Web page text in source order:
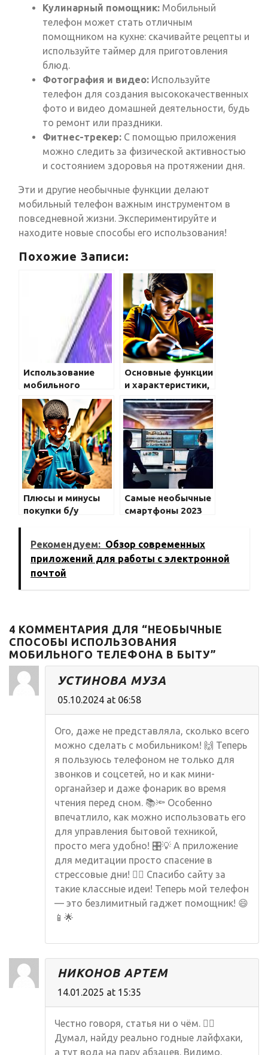
Кулинарный помощник: Мобильный
телефон может стать отличным
помощником на кухне: скачивайте рецепты и
используйте таймер для приготовления
блюд.
Фотография и видео: Используйте
телефон для создания высококачественных
фото и видео домашней деятельности, будь
то ремонт или праздники.
Фитнес-трекер: С помощью приложения
можно следить за физической активностью
и состоянием здоровья на протяжении дня.
Эти и другие необычные функции делают
мобильный телефон важным инструментом в
повседневной жизни. Экспериментируйте и
находите новые способы его использования!
Похожие Записи:
Использование
мобильного
телефона в
качестве камеры
безопасности
Основные функции
и характеристики,
на которые нужно
обратить
внимание при
выборе
мобильного
телефона для
школьника
Плюсы и минусы
покупки б/у
школьника
Самые необычные
смартфоны 2023
Рекомендуем: Обзор современных
приложений для работы с электронной
почтой
4 КОММЕНТАРИЯ ДЛЯ “НЕОБЫЧНЫЕ
СПОСОБЫ ИСПОЛЬЗОВАНИЯ
МОБИЛЬНОГО ТЕЛЕФОНА В БЫТУ”
УСТИНОВА МУЗА
05.10.2024 at 06:58
Ого, даже не представляла, сколько всего
можно сделать с мобильником! 🙌 Теперь
я пользуюсь телефоном не только для
звонков и соцсетей, но и как мини-
органайзер и даже фонарик во время
чтения перед сном. 📚🔦 Особенно
впечатлило, как можно использовать его
для управления бытовой техникой,
просто мега удобно! 🎛️💡 А приложение
для медитации просто спасение в
стрессовые дни! 🧘‍♀️ Спасибо сайту за
такие классные идеи! Теперь мой телефон
— это безлимитный гаджет помощник! 😄
📱🌟
НИКОНОВ АРТЕМ
14.01.2025 at 15:35
Честно говоря, статья ни о чём. 🤦‍♂️
Думал, найду реально годные лайфхаки,
а тут вода на пару абзацев. Видимо,